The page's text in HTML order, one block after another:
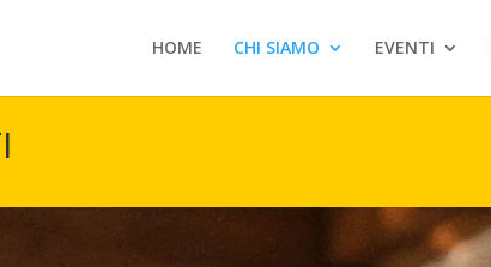
HOME CHI SIAMO EVENTI